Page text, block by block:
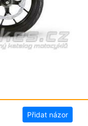
Přidat názor